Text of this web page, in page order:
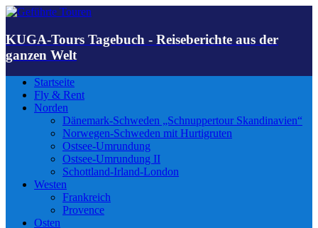
KUGA-Tours Tagebuch - Reiseberichte aus der
ganzen Welt
Startseite
Fly & Rent
Norden
Dänemark-Schweden „Schnuppertour Skandinavien“
Norwegen-Schweden mit Hurtigruten
Ostsee-Umrundung
Ostsee-Umrundung II
Schottland-Irland-London
Westen
Frankreich
Provence
Osten